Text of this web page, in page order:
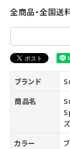
全商品・全国送
ブランド
商品名
カラー